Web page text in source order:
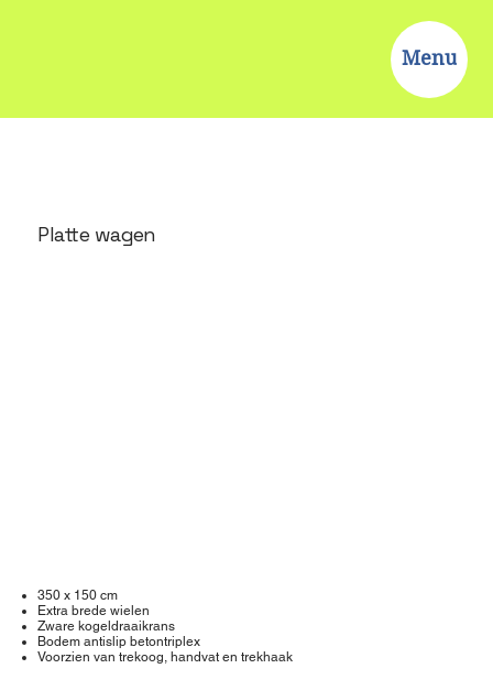
Menu
Platte wagen
350 x 150 cm
Extra brede wielen
Zware kogeldraaikrans
Bodem antislip betontriplex
Voorzien van trekoog, handvat en trekhaak